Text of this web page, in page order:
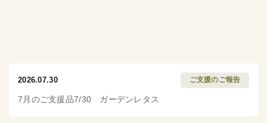
2026.07.30 ご支援のご報告
7月のご支援品7/30 ガーデンレタス